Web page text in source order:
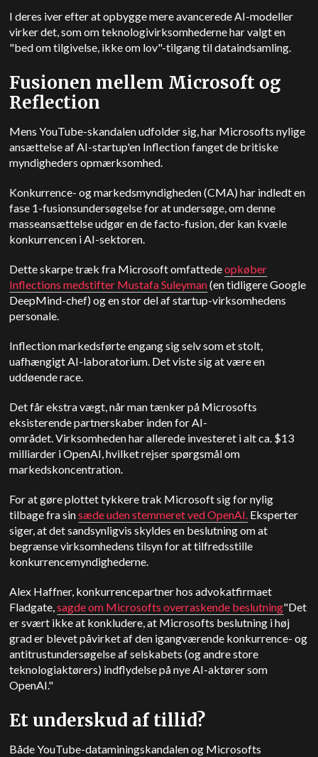
I deres iver efter at opbygge mere avancerede AI-modeller
virker det, som om teknologivirksomhederne har valgt en
"bed om tilgivelse, ikke om lov"-tilgang til dataindsamling.
Fusionen mellem Microsoft og
Reflection
Mens YouTube-skandalen udfolder sig, har Microsofts nylige
ansættelse af AI-startup'en Inflection fanget de britiske
myndigheders opmærksomhed.
Konkurrence- og markedsmyndigheden (CMA) har indledt en
fase 1-fusionsundersøgelse for at undersøge, om denne
masseansættelse udgør en de facto-fusion, der kan kvæle
konkurrencen i AI-sektoren.
Dette skarpe træk fra Microsoft omfattedeopkøber
Inflections medstifter Mustafa Suleyman(en tidligere Google
DeepMind-chef) og en stor del af startup-virksomhedens
personale.
Inflection markedsførte engang sig selv som et stolt,
uafhængigt AI-laboratorium. Det viste sig at være en
uddøende race.
Det får ekstra vægt, når man tænker på Microsofts
eksisterende partnerskaber inden for AI-
området.Virksomheden har allerede investeret i alt ca. $13
milliarder i OpenAI, hvilket rejser spørgsmål om
markedskoncentration.
For at gøre plottet tykkere trak Microsoft sig for nylig
tilbage fra sinsæde uden stemmeret vedOpenAI. Eksperter
siger, at det sandsynligvis skyldes en beslutning om at
begrænse virksomhedens tilsyn for at tilfredsstille
konkurrencemyndighederne.
Alex Haffner, konkurrencepartner hos advokatfirmaet
Fladgate,sagde om Microsofts overraskende beslutning"Det
er svært ikke at konkludere, at Microsofts beslutning i høj
grad er blevet påvirket af den igangværende konkurrence- og
antitrustundersøgelse af selskabets (og andre store
teknologiaktørers) indflydelse på nye AI-aktører som
OpenAI."
Et underskud af tillid?
Både YouTube-dataminingskandalen og Microsofts